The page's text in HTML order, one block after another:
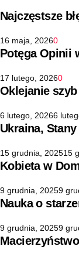
Najczęstsze
16 maja, 20260
Potęga Opinii
17 lutego, 20260
Oklejanie
6 lutego, 20266
Ukraina,
15 grudnia, 202515
Kobieta w
9 grudnia, 20259
Nauka o
9 grudnia, 20259